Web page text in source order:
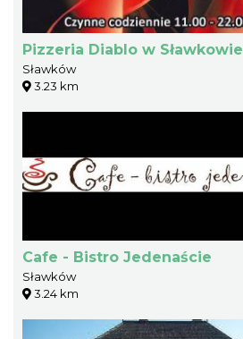
Pizzeria Diablo w Sławkowie
Sławków
3.23 km
Cafe - Bistro Jedenaście
Sławków
3.24 km